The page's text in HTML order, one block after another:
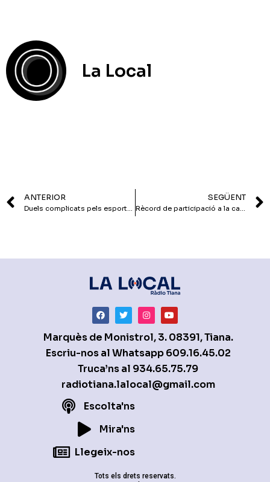
La Local
ANTERIOR SEGÜENT
Marquès de Monistrol, 3. 08391, Tiana.
Escriu-nos al Whatsapp609.16.45.02
Truca’ns al 934.65.75.79
radiotiana.lalocal@gmail.com
Escolta'ns
Mira'ns
Llegeix-nos
Tots els drets reservats.